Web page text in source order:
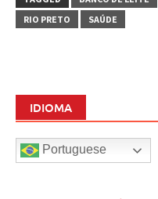
RIO PRETO
SAÚDE
IDIOMA
Portuguese